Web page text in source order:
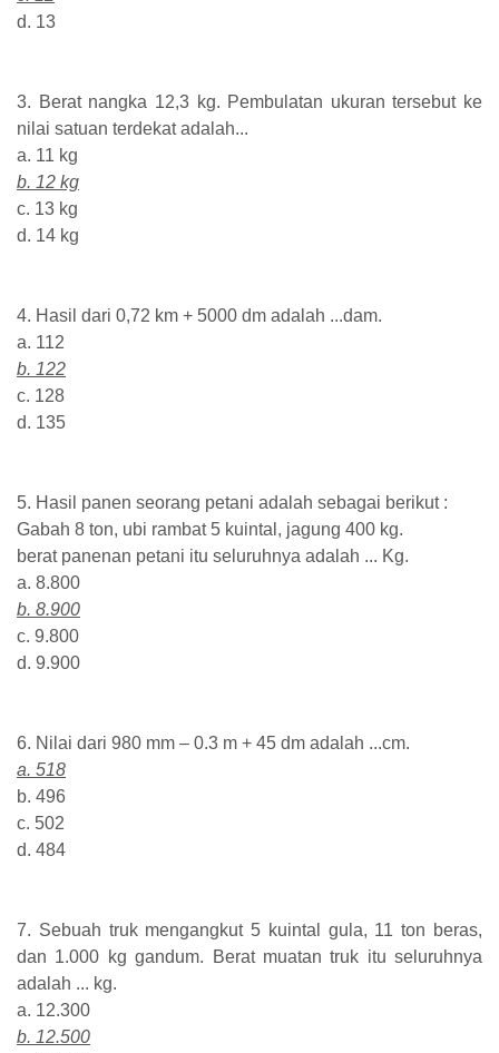
d. 13
3. Berat nangka 12,3 kg. Pembulatan ukuran tersebut ke
nilai satuan terdekat adalah...
a. 11 kg
b. 12 kg
c. 13 kg
d. 14 kg
4. Hasil dari 0,72 km + 5000 dm adalah ...dam.
a. 112
b. 122
c. 128
d. 135
5. Hasil panen seorang petani adalah sebagai berikut :
Gabah 8 ton, ubi rambat 5 kuintal, jagung 400 kg.
berat panenan petani itu seluruhnya adalah ... Kg.
a. 8.800
b. 8.900
c. 9.800
d. 9.900
6. Nilai dari 980 mm – 0.3 m + 45 dm adalah ...cm.
a. 518
b. 496
c. 502
d. 484
7. Sebuah truk mengangkut 5 kuintal gula, 11 ton beras,
dan 1.000 kg gandum. Berat muatan truk itu seluruhnya
adalah ... kg.
a. 12.300
b. 12.500